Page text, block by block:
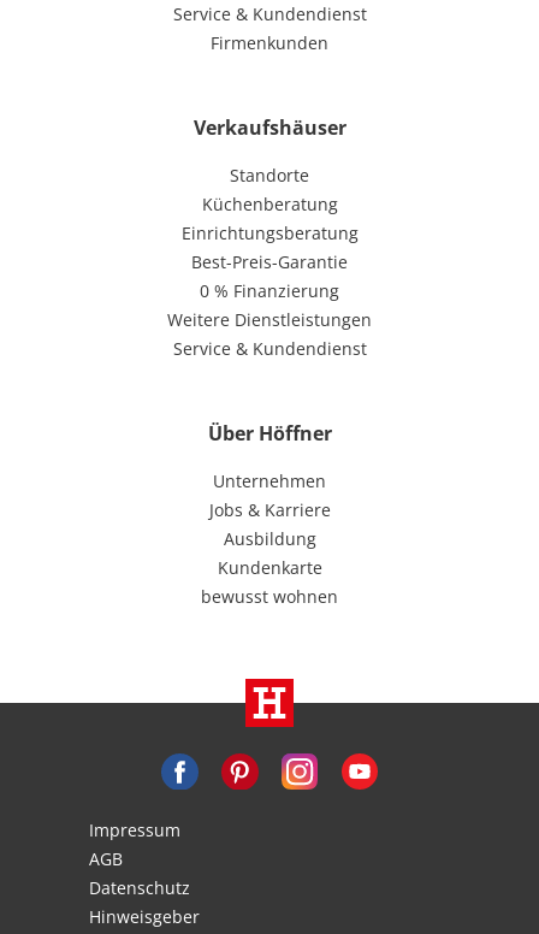
Service & Kundendienst
Firmenkunden
Verkaufshäuser
Standorte
Küchenberatung
Einrichtungsberatung
Best-Preis-Garantie
0 % Finanzierung
Weitere Dienstleistungen
Service & Kundendienst
Über Höffner
Unternehmen
Jobs & Karriere
Ausbildung
Kundenkarte
bewusst wohnen
Impressum
AGB
Datenschutz
Hinweisgeber